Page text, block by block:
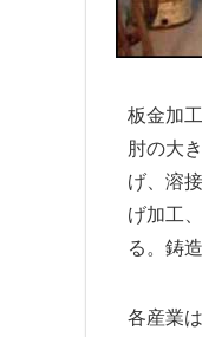
板金加
肘の大
げ、溶
げ加工
る。鋳
各産業